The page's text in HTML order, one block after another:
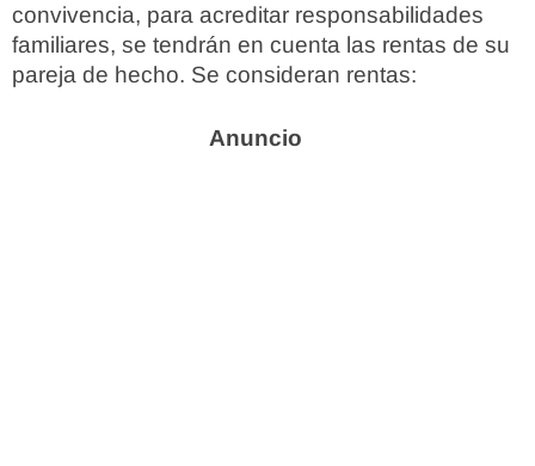
convivencia, para acreditar responsabilidades
familiares, se tendrán en cuenta las rentas de su
pareja de hecho. Se consideran rentas: